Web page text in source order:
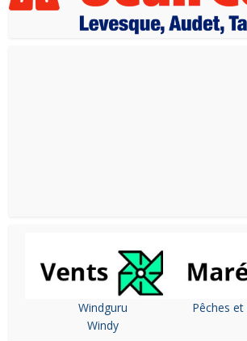
Windguru
Windy
Pêches et